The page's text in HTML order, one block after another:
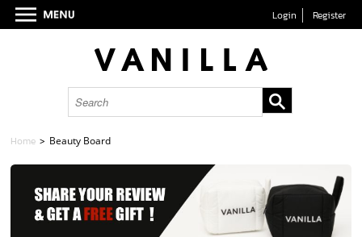
Login Register
Home > Beauty Board